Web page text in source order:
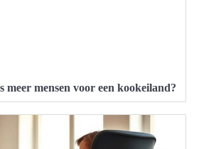
meer mensen voor een kookeiland?